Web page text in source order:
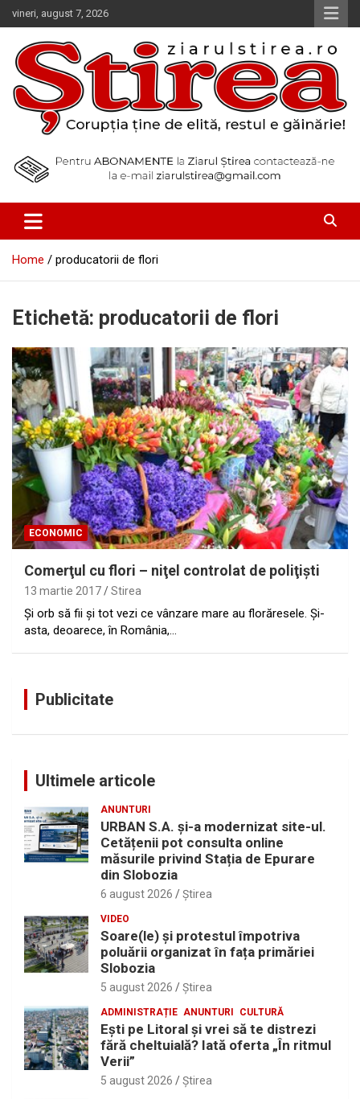
Skip
to
content
vineri, august 7, 2026
Ziarul Știrea
Home producatorii de flori
Etichetă: producatorii de flori
ECONOMIC
Comerţul cu flori – niţel controlat de poliţişti
13 martie 2017 Stirea
Şi orb să fii şi tot vezi ce vânzare mare au florăresele. Şi-
asta, deoarece, în România,…
Publicitate
Ultimele articole
ANUNTURI
URBAN S.A. și-a modernizat site-ul.
Cetățenii pot consulta online
măsurile privind Stația de Epurare
din Slobozia
6 august 2026 Ştirea
VIDEO
Soare(le) și protestul împotriva
poluării organizat în fața primăriei
Slobozia
5 august 2026 Ştirea
ADMINISTRAȚIE ANUNTURI CULTURĂ
Eşti pe Litoral şi vrei să te distrezi
fără cheltuială? Iată oferta „În ritmul
Verii”
5 august 2026 Ştirea